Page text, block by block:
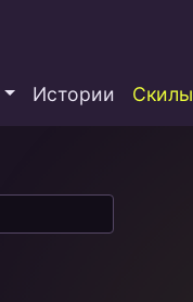
Истории Скилы